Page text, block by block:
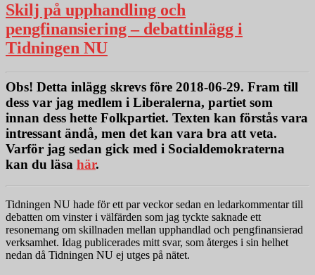
Skilj på upphandling och
pengfinansiering – debattinlägg i
Tidningen NU
Obs! Detta inlägg skrevs före 2018-06-29. Fram till
dess var jag medlem i Liberalerna, partiet som
innan dess hette Folkpartiet. Texten kan förstås vara
intressant ändå, men det kan vara bra att veta.
Varför jag sedan gick med i Socialdemokraterna
kan du läsa här.
Tidningen NU hade för ett par veckor sedan en ledarkommentar till
debatten om vinster i välfärden som jag tyckte saknade ett
resonemang om skillnaden mellan upphandlad och pengfinansierad
verksamhet. Idag publicerades mitt svar, som återges i sin helhet
nedan då Tidningen NU ej utges på nätet.